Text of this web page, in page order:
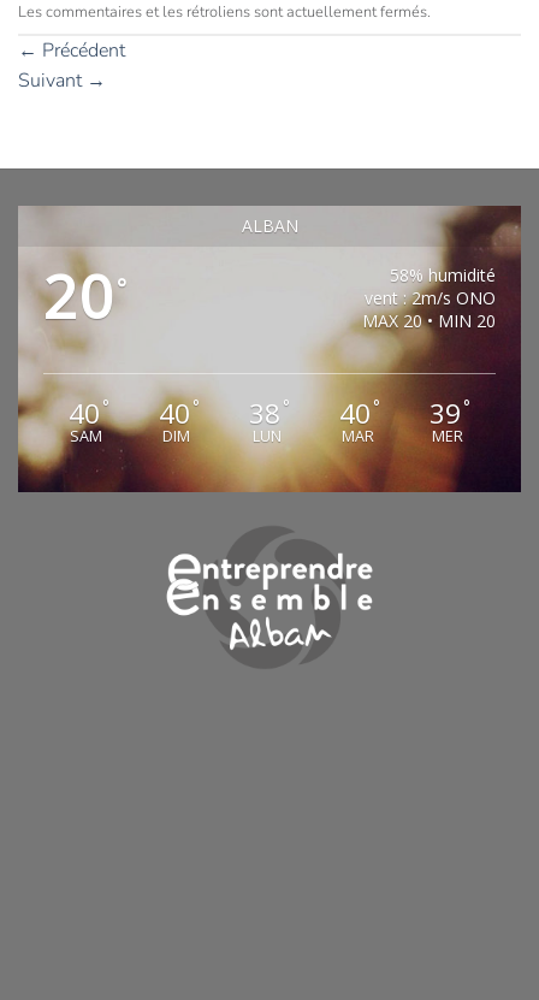
Les commentaires et les rétroliens sont actuellement fermés.
← Précédent
Suivant →
ALBAN
20°
58% humidité
vent : 2m/s ONO
MAX 20 • MIN 20
40°
SAM
40°
DIM
38 °
LUN
40 °
MAR
39°
MER